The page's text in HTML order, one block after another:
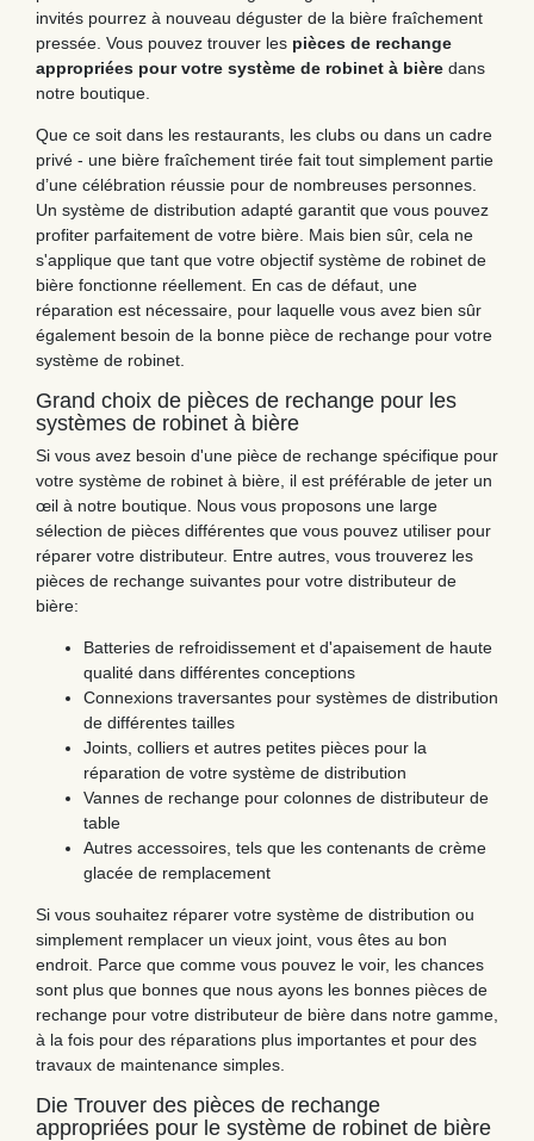
invités pourrez à nouveau déguster de la bière fraîchement
pressée. Vous pouvez trouver les pièces de rechange
appropriées pour votre système de robinet à bière dans
notre boutique.
Que ce soit dans les restaurants, les clubs ou dans un cadre
privé - une bière fraîchement tirée fait tout simplement partie
d’une célébration réussie pour de nombreuses personnes.
Un système de distribution adapté garantit que vous pouvez
profiter parfaitement de votre bière. Mais bien sûr, cela ne
s'applique que tant que votre objectif système de robinet de
bière fonctionne réellement. En cas de défaut, une
réparation est nécessaire, pour laquelle vous avez bien sûr
également besoin de la bonne pièce de rechange pour votre
système de robinet.
Grand choix de pièces de rechange pour les
systèmes de robinet à bière
Si vous avez besoin d'une pièce de rechange spécifique pour
votre système de robinet à bière, il est préférable de jeter un
œil à notre boutique. Nous vous proposons une large
sélection de pièces différentes que vous pouvez utiliser pour
réparer votre distributeur. Entre autres, vous trouverez les
pièces de rechange suivantes pour votre distributeur de
bière:
Batteries de refroidissement et d'apaisement de haute
qualité dans différentes conceptions
Connexions traversantes pour systèmes de distribution
de différentes tailles
Joints, colliers et autres petites pièces pour la
réparation de votre système de distribution
Vannes de rechange pour colonnes de distributeur de
table
Autres accessoires, tels que les contenants de crème
glacée de remplacement
Si vous souhaitez réparer votre système de distribution ou
simplement remplacer un vieux joint, vous êtes au bon
endroit. Parce que comme vous pouvez le voir, les chances
sont plus que bonnes que nous ayons les bonnes pièces de
rechange pour votre distributeur de bière dans notre gamme,
à la fois pour des réparations plus importantes et pour des
travaux de maintenance simples.
Die Trouver des pièces de rechange
appropriées pour le système de robinet de bière